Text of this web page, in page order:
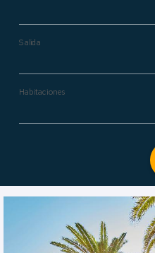
Salida
Habitaciones